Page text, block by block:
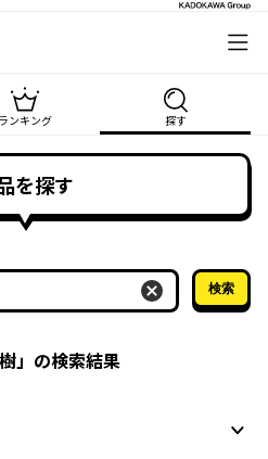
ランキング 探す
を探す
検索
」の検索結果